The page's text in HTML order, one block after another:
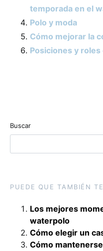
temporada en el
Polo y moda
Cómo mejorar la
Posiciones y
Buscar
PUEDE QUE TAMBIÉN
Los mejores
waterpolo
Cómo elegir un
Cómo